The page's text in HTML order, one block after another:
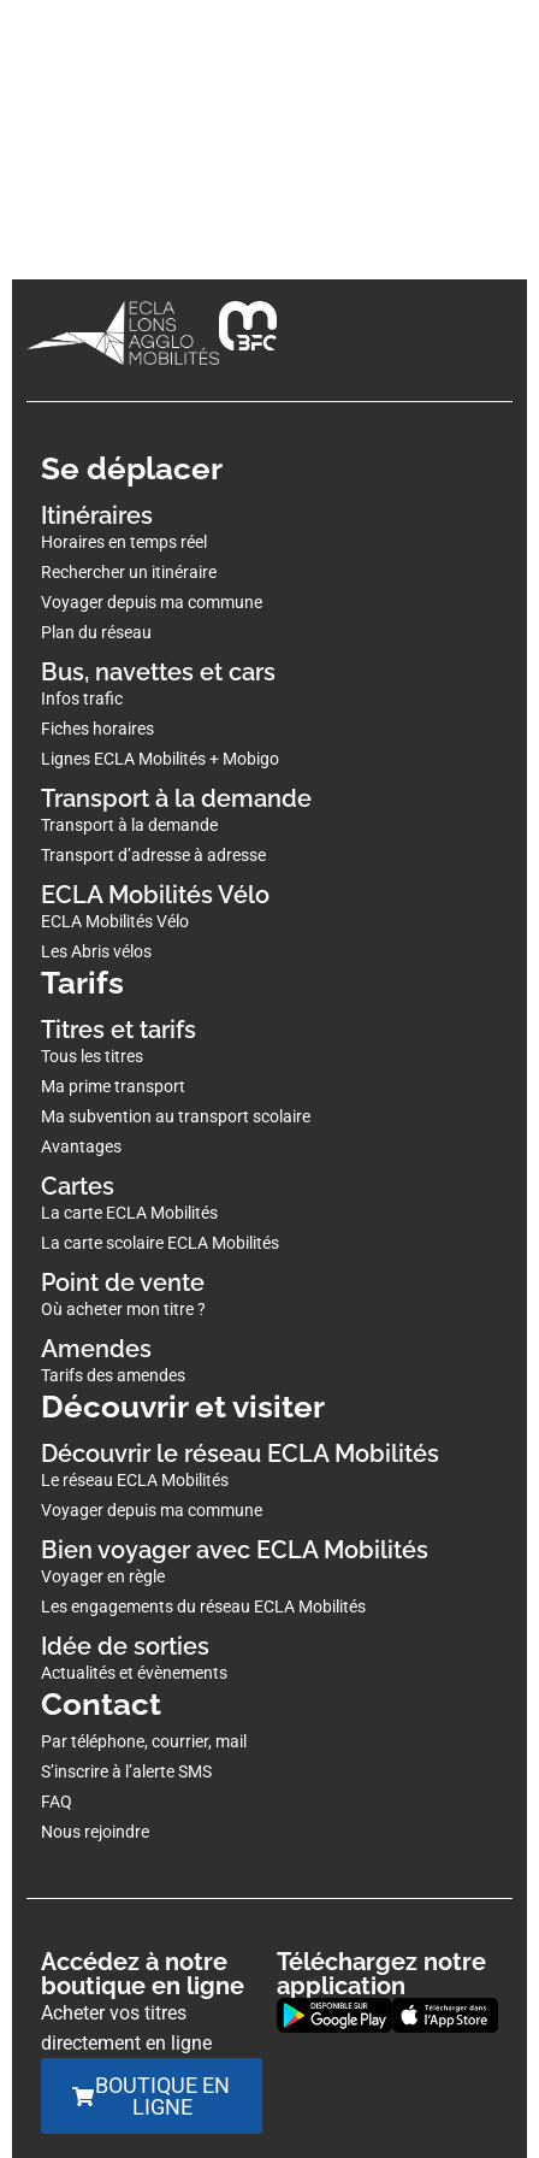
Se déplacer
Itinéraires
Horaires en temps réel
Rechercher un itinéraire
Voyager depuis ma commune
Plan du réseau
Bus, navettes et cars
Infos trafic
Fiches horaires
Lignes ECLA Mobilités + Mobigo
Transport à la demande
Transport à la demande
Transport d’adresse à adresse
ECLA Mobilités Vélo
ECLA Mobilités Vélo
Les Abris vélos
Tarifs
Titres et tarifs
Tous les titres
Ma prime transport
Ma subvention au transport scolaire
Avantages
Cartes
La carte ECLA Mobilités
La carte scolaire ECLA Mobilités
Point de vente
Où acheter mon titre ?
Amendes
Tarifs des amendes
Découvrir et visiter
Découvrir le réseau ECLA Mobilités
Le réseau ECLA Mobilités
Voyager depuis ma commune
Bien voyager avec ECLA Mobilités
Voyager en règle
Les engagements du réseau ECLA Mobilités
Idée de sorties
Actualités et évènements
Contact
Par téléphone, courrier, mail
S’inscrire à l’alerte SMS
FAQ
Nous rejoindre
Accédez à notre
boutique en ligne
Acheter vos titres
directement en ligne
BOUTIQUE EN
LIGNE
Téléchargez notre
application